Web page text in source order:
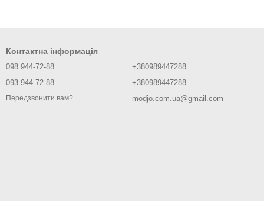
Контактна інформація
098 944-72-88
093 944-72-88
Передзвонити вам?
+380989447288
+380989447288
modjo.com.ua@gmail.com